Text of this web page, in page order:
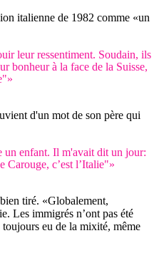
italienne de 1982 comme «un
leur ressentiment. Soudain, ils
bonheur à la face de la Suisse,
d'un mot de son père qui
un enfant. Il m'avait dit un jour:
Carouge, c’est l’Italie"»
tiré. «Globalement,
Les immigrés n’ont pas été
eu de la mixité, même